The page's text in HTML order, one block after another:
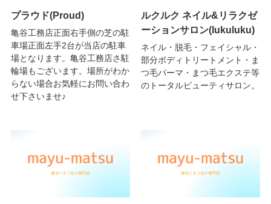
プラウド(Proud)
亀谷工務店正面右手側の芝の駐
車場正面左手2台が当店の駐車
場となります。亀谷工務店さ駐
輪場もございます。場所がわか
らない場合お気軽にお問い合わ
せ下さいませ♪
ルクルク ネイル&リラクゼ
ーションサロン(lukuluku)
ネイル・脱毛・フェイシャル・
部分ボディトリートメント・ま
つ毛パーマ・まつ毛エクステ等
のトータルビューティサロン。